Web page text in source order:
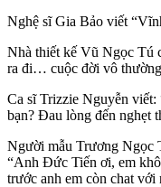
Nghệ sĩ Gia Bảo viết
Nhà thiết kế Vũ Ngọc Tú
ra đi… cuộc đời vô
Ca sĩ Trizzie Nguyễn
bạn? Đau lòng đến nghẹt
Người mẫu Trương Ngọc
“Anh Đức Tiến ơi, em
trước anh em còn chat